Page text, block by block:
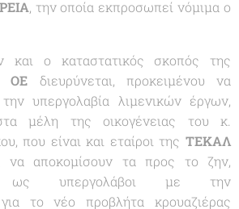
, την οποία εκπροσωπεί νόμιμα ο
και ο καταστατικός σκοπός της
ΟΕ διευρύνεται, προκειμένου να
υπεργολαβία λιμενικών έργων,
μέλη της οικογένειας του κ.
που είναι και εταίροι της ΤΕΚΑΛ
να αποκομίσουν τα προς το ζην,
ως υπεργολάβοι με την
το νέο προβλήτα κρουαζιέρας